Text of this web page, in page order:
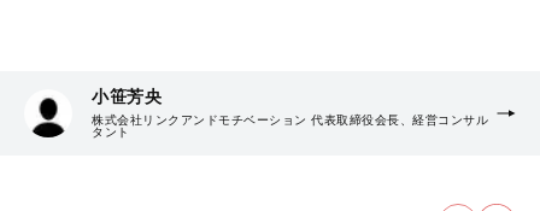
小笹芳央
株式会社リンクアンドモチベーション 代表取締役会長、経営コンサル
タント